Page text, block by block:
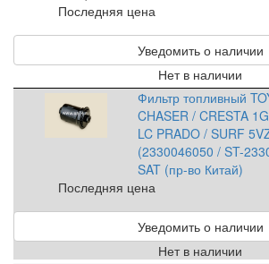
Последняя цена
Уведомить о наличии
Нет в наличии
Фильтр топливный
CHASER / CRESTA
LC PRADO / SURF
(2330046050 / ST-
SAT (пр-во Китай)
Последняя цена
Уведомить о наличии
Нет в наличии